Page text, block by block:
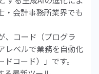
・会計事務所業界でも
、コード（プログラ
レベルで業務を自動化
コード）」です。